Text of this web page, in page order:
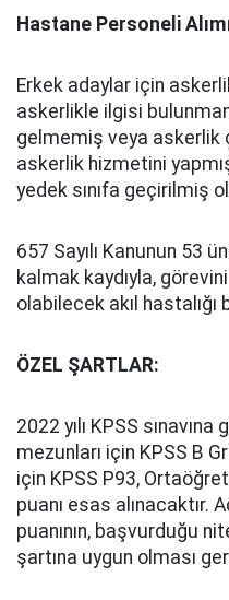
Hastane Personeli
Erkek adaylar için
askerlikle ilgisi
gelmemiş veya askerlik
askerlik hizmetini
yedek sınıfa geçirilmiş
657 Sayılı Kanunun 53
kalmak kaydıyla,
olabilecek akıl hastalığı
ÖZEL ŞARTLAR:
2022 yılı KPSS
mezunları için KPSS B
için KPSS P93,
puanı esas alınacaktır.
puanının, başvurduğu
şartına uygun olması